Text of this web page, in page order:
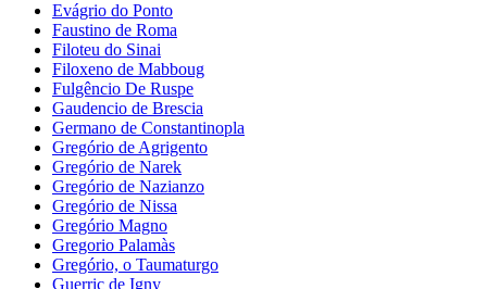
Evágrio do Ponto
Faustino de Roma
Filoteu do Sinai
Filoxeno de Mabboug
Fulgêncio De Ruspe
Gaudencio de Brescia
Germano de Constantinopla
Gregório de Agrigento
Gregório de Narek
Gregório de Nazianzo
Gregório de Nissa
Gregório Magno
Gregorio Palamàs
Gregório, o Taumaturgo
Guerric de Igny